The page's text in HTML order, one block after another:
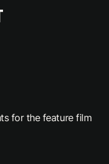
for the feature film